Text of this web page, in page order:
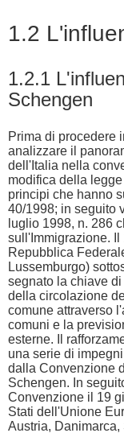
1.2
1.2.1
Schengen
Prima di procedere
analizzare il
dell'Italia nella
modifica della
principi che hanno
40/1998; in seguito
luglio 1998, n. 286
sull'Immigrazione.
Repubblica
Lussemburgo)
segnato la chiave
della circolazione
comune attraverso
comuni e la
esterne. Il
una serie di
dalla Convenzione
Schengen. In
Convenzione il 19
Stati dell'Unione
Austria,